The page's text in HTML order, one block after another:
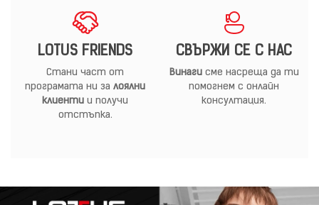
LOTUS FRIENDS
Стани част от
програмата ни за лоялни
клиенти и получи
отстъпка.
СВЪРЖИ СЕ С НАС
Винагисме насреща да ти
помогнем с онлайн
консултация.